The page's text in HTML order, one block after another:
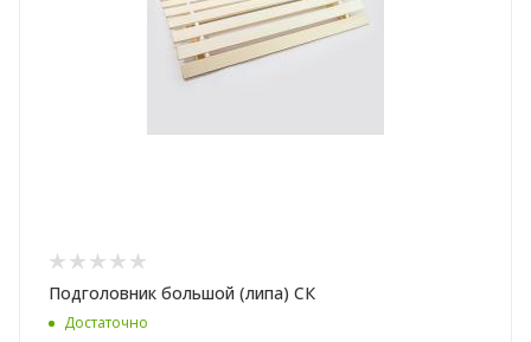
Подголовник большой (липа) СК
Достаточно